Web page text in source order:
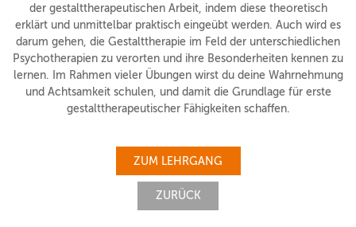
der gestalttherapeutischen Arbeit, indem diese theoretisch
erklärt und unmittelbar praktisch eingeübt werden. Auch wird es
darum gehen, die Gestalttherapie im Feld der unterschiedlichen
Psychotherapien zu verorten und ihre Besonderheiten kennen zu
lernen. Im Rahmen vieler Übungen wirst du deine Wahrnehmung
und Achtsamkeit schulen, und damit die Grundlage für erste
gestalttherapeutischer Fähigkeiten schaffen.
ZUM LEHRGANG
ZURÜCK